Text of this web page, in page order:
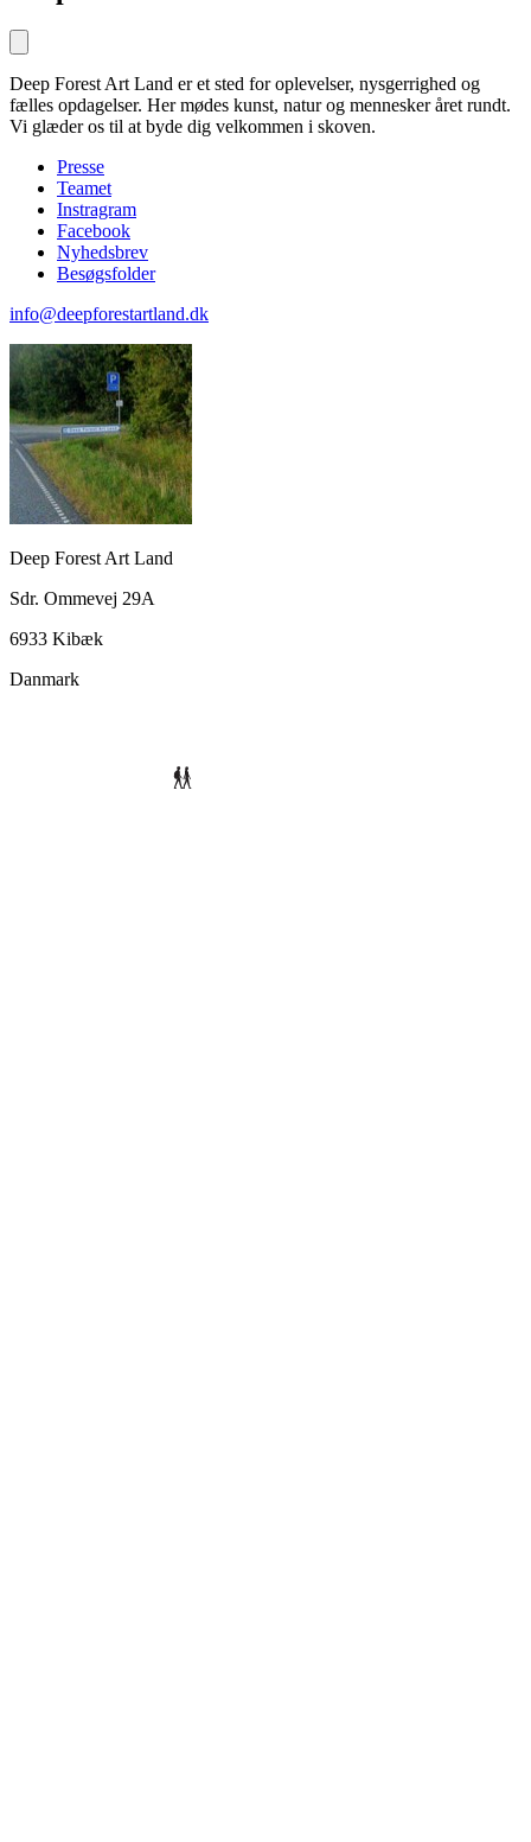
Deep Forest Art Land er et sted for oplevelser, nysgerrighed og
fælles opdagelser. Her mødes kunst, natur og mennesker året rundt.
Vi glæder os til at byde dig velkommen i skoven.
Presse
Teamet
Instragram
Facebook
Nyhedsbrev
Besøgsfolder
info@deepforestartland.dk
Deep Forest Art Land
Sdr. Ommevej 29A
6933 Kibæk
Danmark